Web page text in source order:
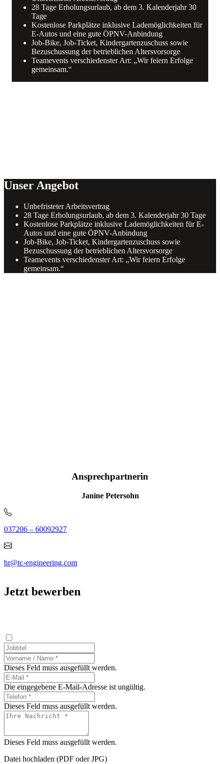
28 Tage Erholungsurlaub, ab dem 3. Kalenderjahr 30
Tage
Kostenlose Parkplätze inklusive Lademöglichkeiten für
E-Autos und eine gute ÖPNV-Anbindung
Job-Bike, Job-Ticket, Kindergartenzuschuss sowie
Bezuschussung der betrieblichen Altersvorsorge
Teamevents verschiedenster Art: „Wir feiern Erfolge
gemeinsam.“
Unser Angebot
Unbefristeter Arbeitsvertrag
28 Tage Erholungsurlaub, ab dem 3. Kalenderjahr 30 Tage
Kostenlose Parkplätze inklusive Lademöglichkeiten für E-
Autos und eine gute ÖPNV-Anbindung
Job-Bike, Job-Ticket, Kindergartenzuschuss sowie
Bezuschussung der betrieblichen Altersvorsorge
Teamevents verschiedenster Art: „Wir feiern Erfolge
gemeinsam.“
Ansprechpartnerin
Janine Petersohn
037206 – 60092927
hr@tc-engineering.com
Jetzt bewerben
Dieses Feld muss ausgefüllt werden.
Die eingegebene E-Mail-Adresse ist ungültig.
Dieses Feld muss ausgefüllt werden.
Dieses Feld muss ausgefüllt werden.
Datei hochladen (PDF oder JPG)